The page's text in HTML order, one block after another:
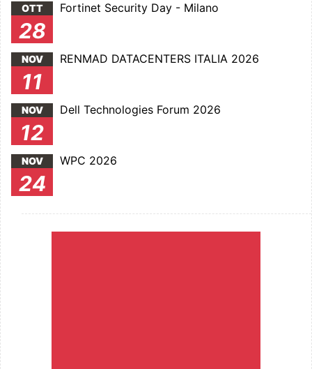
OTT
28
Fortinet Security Day - Milano
NOV
11
RENMAD DATACENTERS ITALIA 2026
NOV
12
Dell Technologies Forum 2026
NOV
24
WPC 2026